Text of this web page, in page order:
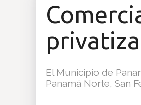
El Municipio de
Panamá Norte, San